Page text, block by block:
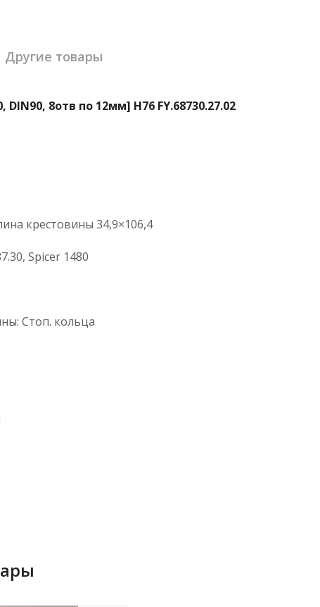
Другие товары
8отв по 12мм] H76 FY.68730.27.02
крестовины 34,9×106,4
Spicer 1480
Стоп. кольца